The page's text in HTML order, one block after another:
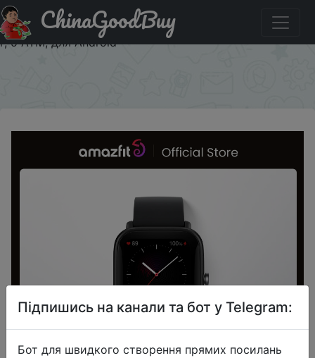
Код на знижку $10/10 Смарт-часы Amazfit Bip U Pro с
цветным дисплеем, водонепроницаемые до 60 АТМ, 31
г, 5 АТМ, для Android
ChinaGoodBuy
Підпишись на канали та бот у Telegram:
Бот для швидкого створення прямих посилань